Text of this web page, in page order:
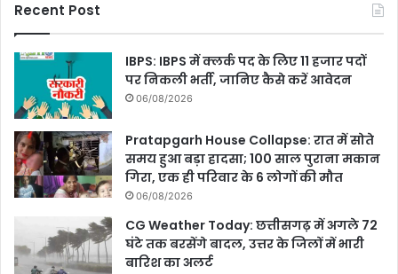
Recent Post
IBPS: IBPS में क्लर्क पद के लिए 11 हजार पदों
पर निकली भर्ती, जानिए कैसे करें आवेदन
06/08/2026
Pratapgarh House Collapse: रात में सोते
समय हुआ बड़ा हादसा; 100 साल पुराना मकान
गिरा, एक ही परिवार के 6 लोगों की मौत
06/08/2026
CG Weather Today: छत्तीसगढ़ में अगले 72
घंटे तक बरसेंगे बादल, उत्तर के जिलों में भारी
बारिश का अलर्ट